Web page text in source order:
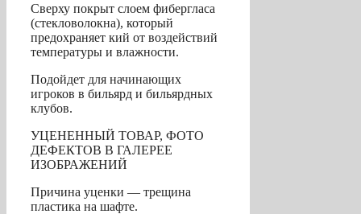
Сверху покрыт слоем фибергласа
(стекловолокна), который
предохраняет кий от воздействий
температуры и влажности.
Подойдет для начинающих
игроков в бильярд и бильярдных
клубов.
УЦЕНЕННЫЙ ТОВАР, ФОТО
ДЕФЕКТОВ В ГАЛЕРЕЕ
ИЗОБРАЖЕНИЙ
Причина уценки — трещина
пластика на шафте.